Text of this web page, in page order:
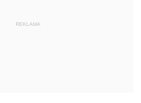
REKLAMA